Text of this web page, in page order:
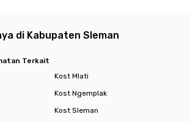
di Kabupaten Sleman
Terkait
Kost Mlati
Kost Ngemplak
Kost Sleman